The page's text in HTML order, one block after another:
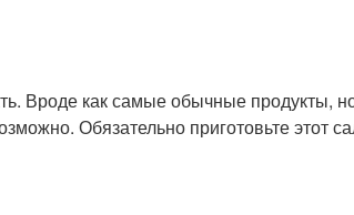
Вроде как самые обычные продукты,
Обязательно приготовьте этот